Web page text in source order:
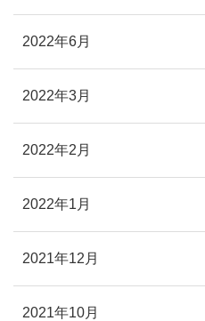
2022年6月
2022年3月
2022年2月
2022年1月
2021年12月
2021年10月